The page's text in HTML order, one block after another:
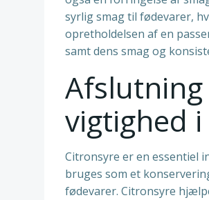
syrlig smag til fødevarer,
opretholdelsen af en
samt dens smag og
vigtighed
Citronsyre er en essentiel
bruges som et
fødevarer. Citronsyre